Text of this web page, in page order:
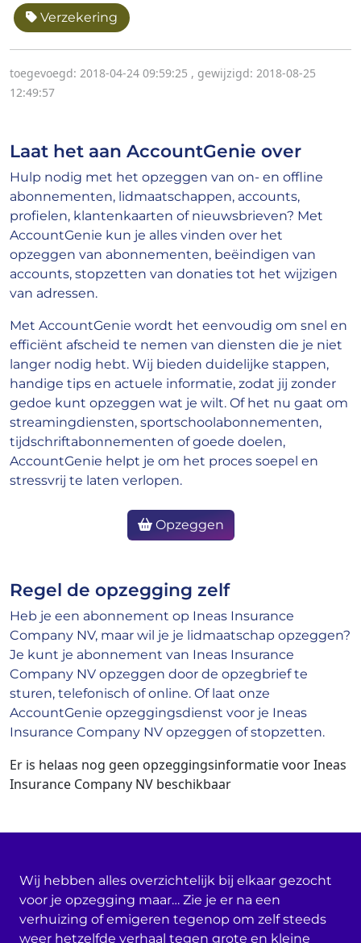
Verzekering
toegevoegd: 2018-04-24 09:59:25 , gewijzigd: 2018-08-25
12:49:57
Laat het aan AccountGenie over
Hulp nodig met het opzeggen van on- en offline
abonnementen, lidmaatschappen, accounts,
profielen, klantenkaarten of nieuwsbrieven? Met
AccountGenie kun je alles vinden over het
opzeggen van abonnementen, beëindigen van
accounts, stopzetten van donaties tot het wijzigen
van adressen.
Met AccountGenie wordt het eenvoudig om snel en
efficiënt afscheid te nemen van diensten die je niet
langer nodig hebt. Wij bieden duidelijke stappen,
handige tips en actuele informatie, zodat jij zonder
gedoe kunt opzeggen wat je wilt. Of het nu gaat om
streamingdiensten, sportschoolabonnementen,
tijdschriftabonnementen of goede doelen,
AccountGenie helpt je om het proces soepel en
stressvrij te laten verlopen.
Opzeggen
Regel de opzegging zelf
Heb je een abonnement op Ineas Insurance
Company NV, maar wil je je lidmaatschap opzeggen?
Je kunt je abonnement van Ineas Insurance
Company NV opzeggen door de opzegbrief te
sturen, telefonisch of online. Of laat onze
AccountGenie opzeggingsdienst voor je Ineas
Insurance Company NV opzeggen of stopzetten.
Er is helaas nog geen opzeggingsinformatie voor Ineas
Insurance Company NV beschikbaar
Wij hebben alles overzichtelijk bij elkaar gezocht
voor je opzegging maar… Zie je er na een
verhuizing of emigeren tegenop om zelf steeds
weer hetzelfde verhaal tegen grote en kleine